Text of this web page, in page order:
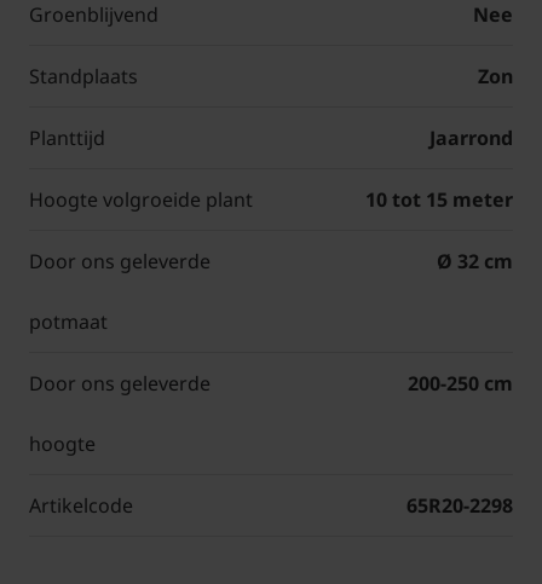
Groenblijvend Nee
Standplaats Zon
Planttijd Jaarrond
Hoogte volgroeide plant 10 tot 15 meter
Door ons geleverde
potmaat
Ø 32 cm
Door ons geleverde
hoogte
200-250 cm
Artikelcode 65R20-2298